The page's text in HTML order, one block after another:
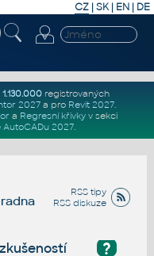
CZ | SK| EN | DE
1.130.000registrovaných
2027a pro Revit 2027.
a Regresní křivkyv sekci
2027.
RSS tipy
RSS diskuze
?